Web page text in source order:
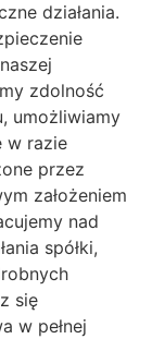
działania.
zdolność
umożliwiamy
w razie
przez
założeniem
nad
spółki,
się
w pełnej